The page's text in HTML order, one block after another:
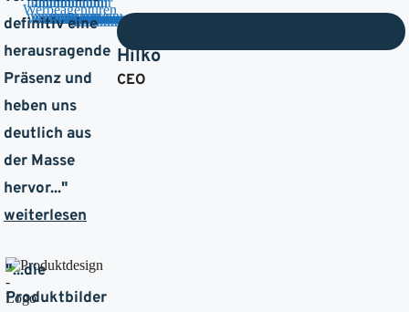
definitiv eine
herausragende
Präsenz und
heben uns
deutlich aus
der Masse
hervor..."
weiterlesen
Hilko
CEO
"...die
Produktbilder